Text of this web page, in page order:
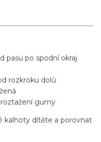
pasu po spodní okraj
rozkroku dolů
gumy
kalhoty dítěte a porovnat